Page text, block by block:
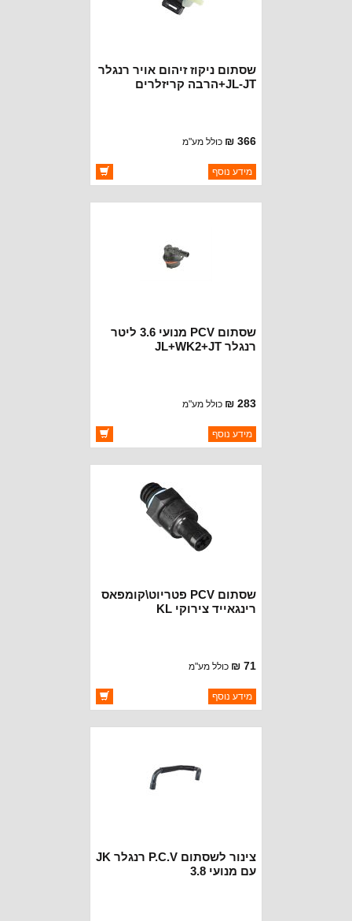
שסתום ניקוז זיהום אויר רנגלר
JL-JT+הרבה קריזלרים
366 ₪ כולל מע"מ
ברקוד: 4627694AB
יצרן:OAKMAN OFFROAD
מידע נוסף
שסתום PCV מנועי 3.6 ליטר
רנגלר JL+WK2+JT
283 ₪ כולל מע"מ
ברקוד: 68210345AC
יצרן:OAKMAN OFFROAD
מידע נוסף
שסתום PCV פטריוט\קומפאס
רינגאייד צירוקי KL
71 ₪ כולל מע"מ
ברקוד: 5047063AA
יצרן:CROWN AUTOMOTIVE
מידע נוסף
צינור לשסתום P.C.V רנגלר JK
עם מנועי 3.8